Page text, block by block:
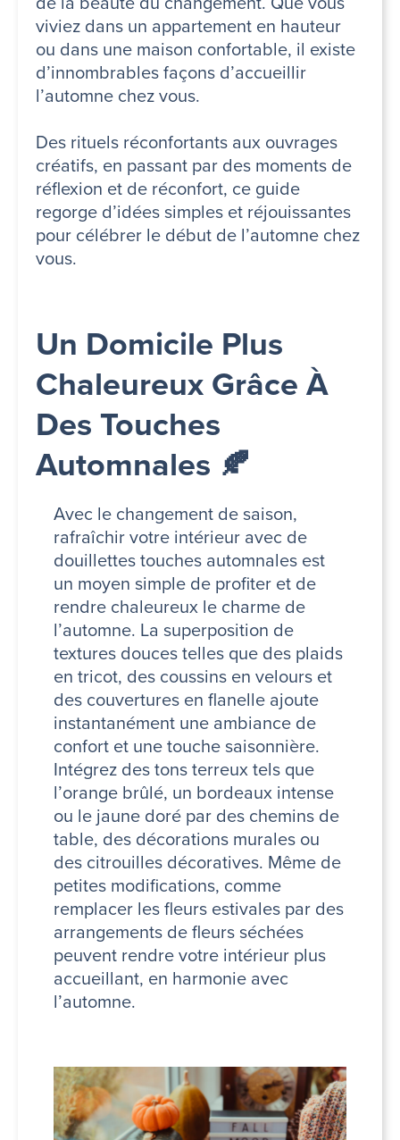
viviez dans un appartement en hauteur
ou dans une maison confortable, il existe
d’innombrables façons d’accueillir
l’automne chez vous.
Des rituels réconfortants aux ouvrages
créatifs, en passant par des moments de
réflexion et de réconfort, ce guide
regorge d’idées simples et réjouissantes
pour célébrer le début de l’automne chez
vous.
Un Domicile Plus
Chaleureux Grâce À
Des Touches
Automnales 🍂
Avec le changement de saison,
rafraîchir votre intérieur avec de
douillettes touches automnales est
un moyen simple de profiter et de
rendre chaleureux le charme de
l’automne. La superposition de
textures douces telles que des plaids
en tricot, des coussins en velours et
des couvertures en flanelle ajoute
instantanément une ambiance de
confort et une touche saisonnière.
Intégrez des tons terreux tels que
l’orange brûlé, un bordeaux intense
ou le jaune doré par des chemins de
table, des décorations murales ou
des citrouilles décoratives. Même de
petites modifications, comme
remplacer les fleurs estivales par des
arrangements de fleurs séchées
peuvent rendre votre intérieur plus
accueillant, en harmonie avec
l’automne.